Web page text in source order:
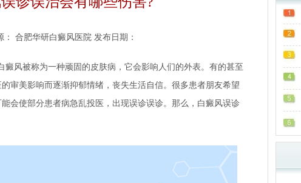
： 合肥华研白癜风医院 发布日期：
被称为一种顽固的皮肤病，它会影响人们的外表。有的甚至
审美影响而逐渐抑郁情绪，丧失生活自信。很多患者朋友希望
会使部分患者病急乱投医，出现误诊误诊。那么，白癜风误诊